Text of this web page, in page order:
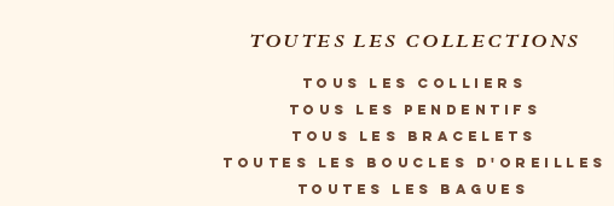
Tous les Colliers
Tous les Pendentifs
Tous les Bracelets
Toutes les Boucles d'oreilles
Toutes les Bagues
TOUTES LES COLLECTIONS